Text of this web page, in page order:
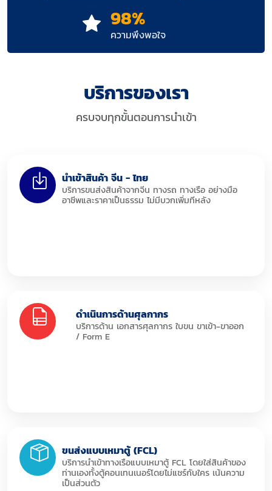
98%
ความพึงพอใจ
บริการของเรา
ครบจบทุกขั้นตอนการนำเข้า
นำเข้าสินค้า จีน - ไทย
บริการขนส่งสินค้าจากจีน ทางรถ ทางเรือ อย่างมือ
อาชีพและราคาเป็นธรรม ไม่มีบวกเพิ่มทีหลัง
ดำเนินการด้านศุลกากร
บริการด้าน เอกสารศุลกากร ใบขน ขาเข้า-ขาออก
/ Form E
ขนส่งแบบเหมาตู้ (FCL)
บริการนำเข้าทางเรือแบบเหมาตู้ FCL โดยใส่สินค้าของ
ท่านเองทั้งตู้คอนเทนเนอร์โดยไม่แชร์กับใคร เน้นความ
เป็นส่วนตัว